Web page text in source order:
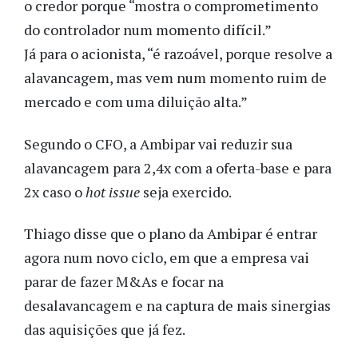
o credor porque “mostra o comprometimento
do controlador num momento difícil.”
Já para o acionista, “é razoável, porque resolve a
alavancagem, mas vem num momento ruim de
mercado e com uma diluição alta.”
Segundo o CFO, a Ambipar vai reduzir sua
alavancagem para 2,4x com a oferta-base e para
2x caso ohot issue seja exercido.
Thiago disse que o plano da Ambipar é entrar
agora num novo ciclo, em que a empresa vai
parar de fazer M&As e focar na
desalavancagem e na captura de mais sinergias
das aquisições que já fez.